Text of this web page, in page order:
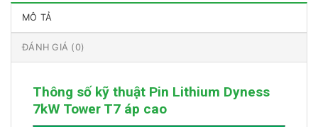
MÔ TẢ
ĐÁNH GIÁ (0)
Thông số kỹ thuật Pin Lithium Dyness
7kW Tower T7 áp cao